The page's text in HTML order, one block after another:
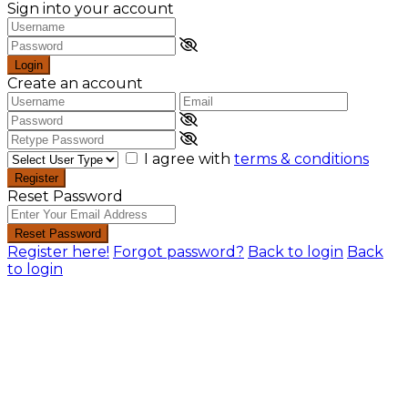
Sign into your account
Login
Create an account
I agree with terms & conditions
Register
Reset Password
Reset Password
Register here! Forgot password? Back to login Back
to login